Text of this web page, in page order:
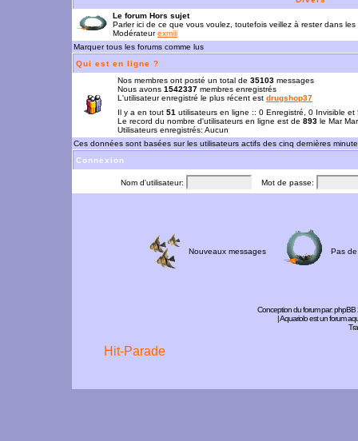
Le forum Hors sujet
Parler ici de ce que vous voulez, toutefois veillez à rester dans les
Modérateurexmili
Marquer tous les forums comme lus
Qui est en ligne ?
Nos membres ont posté un total de 35103 messages
Nous avons 1542337 membres enregistrés
L'utilisateur enregistré le plus récent est drugshop37
Il y a en tout 51 utilisateurs en ligne :: 0 Enregistré, 0 Invisible
Le record du nombre d'utilisateurs en ligne est de 893 le Mar
Utilisateurs enregistrés: Aucun
Ces données sont basées sur les utilisateurs actifs des cinq dernières
Connexion
Nom d'utilisateur: Mot de passe:
Nouveaux messages Pas
Conception du forum par:phpBB
| Aquariolo est un forum